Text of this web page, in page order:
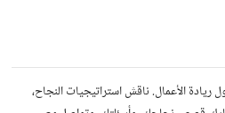
الأعمال. ناقش استراتيجيات النجاح،